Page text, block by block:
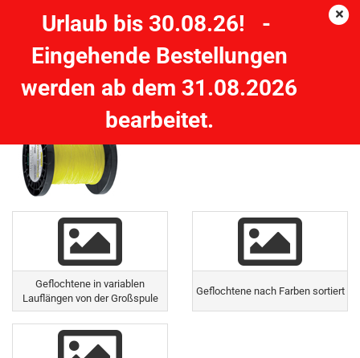
Urlaub bis 30.08.26! -
Eingehende Bestellungen
werden ab dem 31.08.2026
bearbeitet.
Geflochtene in variablen
Lauflängen von der Großspule
Geflochtene nach Farben sortiert